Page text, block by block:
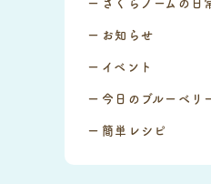
さくらノームの日
お知らせ
イベント
今日のブルーベリ
簡単レシピ